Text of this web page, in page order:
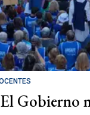
Gobierno